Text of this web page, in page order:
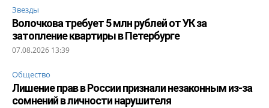
Звезды
Волочкова требует 5 млн рублей от УК за
затопление квартиры в Петербурге
07.08.2026 13:39
Общество
Лишение прав в России признали незаконным из-за
сомнений в личности нарушителя